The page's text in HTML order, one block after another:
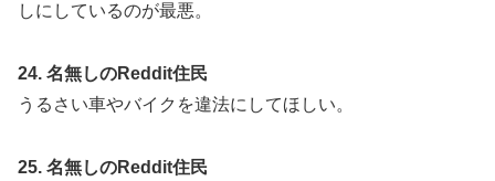
しにしているのが最悪。
24. 名無しのReddit住民
うるさい車やバイクを違法にしてほしい。
25. 名無しのReddit住民